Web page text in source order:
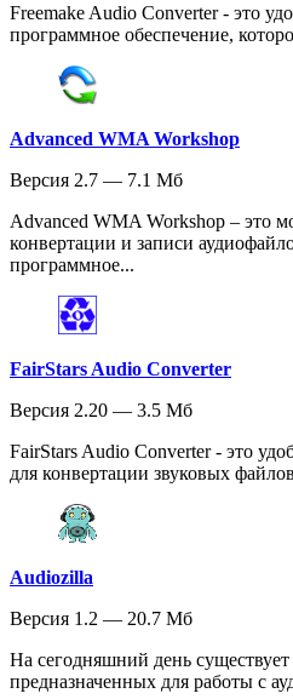
Freemake Audio Converter - это
программное обеспечение,
Advanced WMA Workshop
Версия 2.7 — 7.1 Мб
Advanced WMA Workshop – это
конвертации и записи
программное...
FairStars Audio Converter
Версия 2.20 — 3.5 Мб
FairStars Audio Converter - это
для конвертации звуковых
Audiozilla
Версия 1.2 — 20.7 Мб
На сегодняшний день
предназначенных для работы с